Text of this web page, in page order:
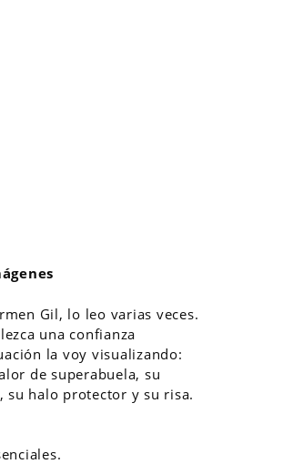
Gil, lo leo varias veces.
una confianza
la voy visualizando:
de superabuela, su
su halo protector y su risa.